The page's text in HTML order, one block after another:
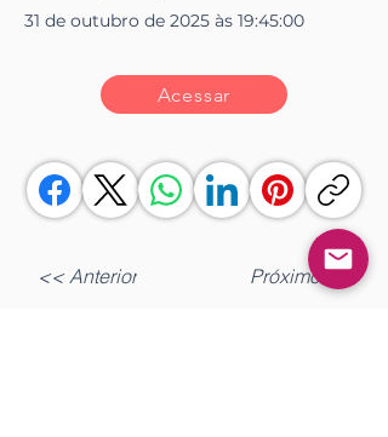
31 de outubro de 2025 às 19:45:00
Acessar
<< Anterior Próximo >>